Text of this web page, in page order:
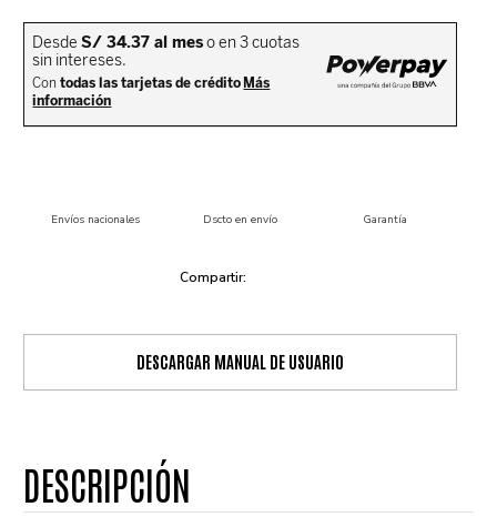
Envíos nacionales Dscto en envío Garantía
DESCARGAR MANUAL DE USUARIO